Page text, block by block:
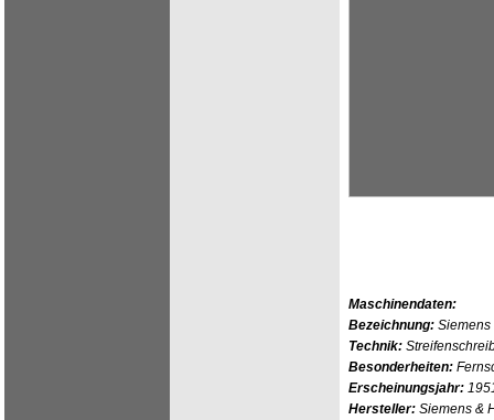
Maschinendaten:
Bezeichnung: Siemens
Technik:
Besonderheiten:
Erscheinungsjahr:
Hersteller: Siemens &